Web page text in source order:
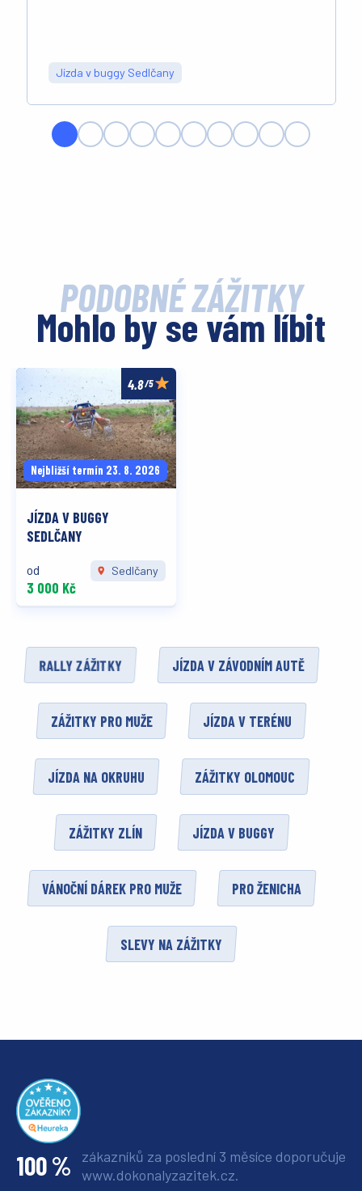
Jízda v buggy Sedlčany
PODOBNÉ ZÁŽITKY
Mohlo by se vám líbit
/5
Nejbližší termín 23. 8. 2026
JÍZDA V BUGGY
SEDLČANY
od
3 000 Kč
Sedlčany
RALLY ZÁŽITKY JÍZDA V ZÁVODNÍM AUTĚ
ZÁŽITKY PRO MUŽE JÍZDA V TERÉNU
JÍZDA NA OKRUHU ZÁŽITKY OLOMOUC
ZÁŽITKY ZLÍN JÍZDA V BUGGY
VÁNOČNÍ DÁREK PRO MUŽE PRO ŽENICHA
SLEVY NA ZÁŽITKY
100 % zákazníků za poslední 3 měsíce doporučuje
www.dokonalyzazitek.cz.